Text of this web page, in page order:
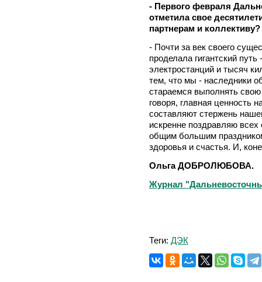
- Первого февраля
отметила свое
партнерам и коллективу?
- Почти за век своего
проделала гигантский
электростанций и тысяч
тем, что мы - наследники
стараемся выполнять
говоря, главная ценность
составляют стержень
искренне поздравляю
общим большим
здоровья и счастья. И,
Ольга ДОБРОЛЮБОВА.
Журнал
Теги: ДЭК